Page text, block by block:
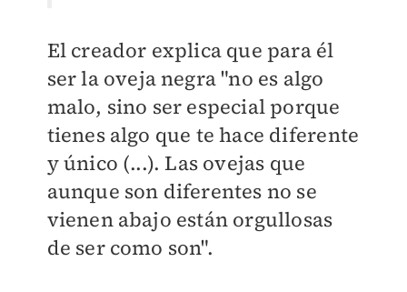
El creador explica que para él
ser la oveja negra "no es algo
malo, sino ser especial porque
tienes algo que te hace diferente
y único (...). Las ovejas que
aunque son diferentes no se
vienen abajo están orgullosas
de ser como son".